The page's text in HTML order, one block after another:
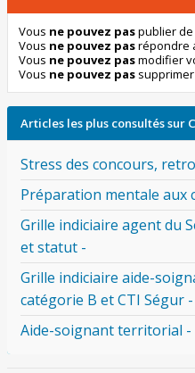
Vous ne pouvez paspublier
Vous ne pouvez pasrépondre
Vous ne pouvez pasmodifier
Vous ne pouvez pas
Articles les plus consultés sur
Stress des concours,
Préparation mentale aux
Grille indiciaire agent du
et statut -
Grille indiciaire aide-
catégorie B et CTI Ségur -
Aide-soignant territorial -